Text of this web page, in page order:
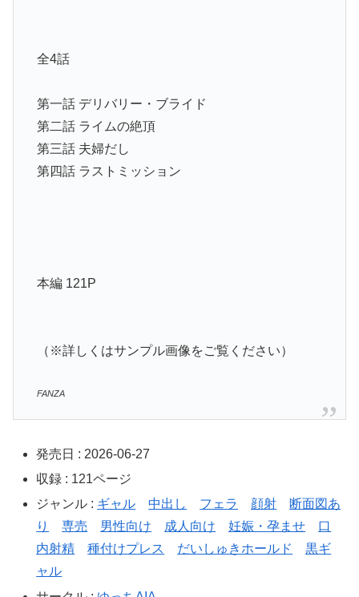
全4話
第一話 デリバリー・ブライド
第二話 ライムの絶頂
第三話 夫婦だし
第四話 ラストミッション
本編 121P
（※詳しくはサンプル画像をご覧ください）
FANZA
発売日 : 2026-06-27
収録 : 121ページ
ジャンル : ギャル 中出し フェラ 顔射
断面図あ
り
専売 男性向け 成人向け 妊娠・孕ませ
口
内射精
種付けプレス だいしゅきホールド
黒ギ
ャル